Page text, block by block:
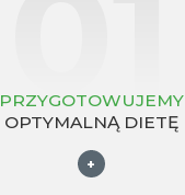
PRZYGOTOWUJEMY
OPTYMALNĄ DIETĘ
+